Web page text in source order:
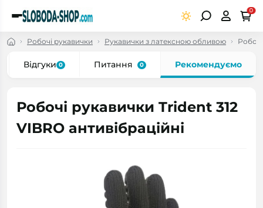
0
Робочі рукавички Рукавички з латексною обливою
Відгуки 0 Питання 0 Рекомендуємо
Робочі рукавички Trident 312
VIBRO антивібраційні